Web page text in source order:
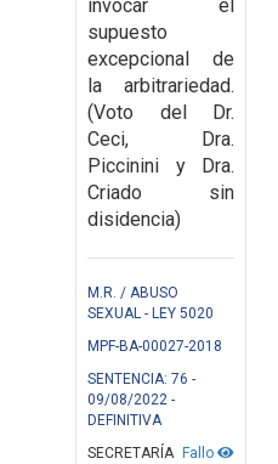
invocar el
supuesto
excepcional de
la arbitrariedad.
(Voto del Dr.
Ceci, Dra.
Piccinini y Dra.
Criado sin
disidencia)
M.R. / ABUSO
SEXUAL - LEY 5020
MPF-BA-00027-2018
SENTENCIA: 76 -
09/08/2022 -
DEFINITIVA
Fallo
SECRETARÍA